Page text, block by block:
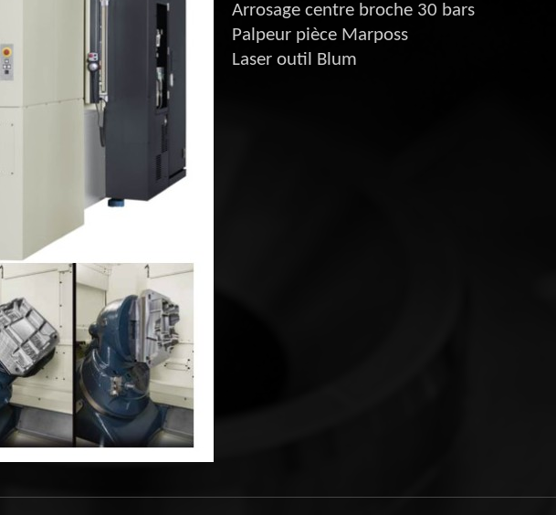
Arrosage centre broche 30 bars
Palpeur pièce Marposs
Laser outil Blum